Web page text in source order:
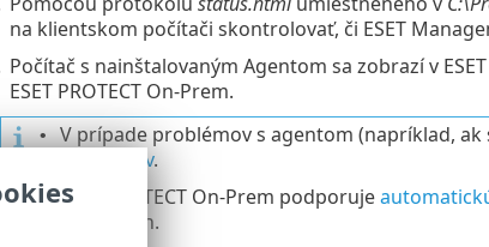
na klientskom počítači skontrolovať, či ESET
Počítač s nainštalovaným Agentom sa zobrazí v
ESET PROTECT On-Prem.
• V prípade problémov s agentom (napríklad, ak
problémov.
ESET PROTECT On-Prem podporuje
počítačoch.